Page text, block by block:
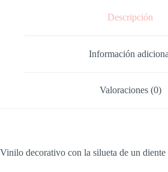
Descripción
Información
Valoraciones (0)
Vinilo decorativo con la silueta de un diente